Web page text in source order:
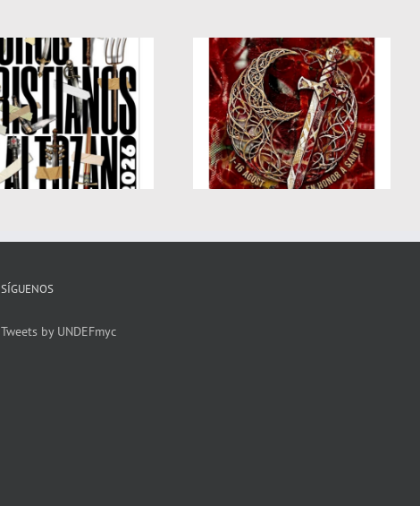
FIESTAS MOROS Y
CRISTIANOS – DENIA
2026
SÍGUENOS
Tweets by UNDEFmyc